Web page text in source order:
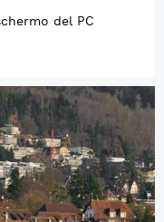
del PC